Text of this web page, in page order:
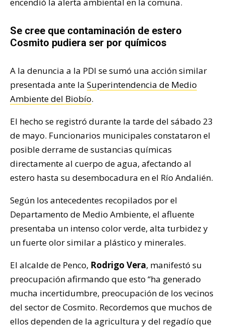
encendió la alerta ambiental en la comuna.
Se cree que contaminación de estero
Cosmito pudiera ser por químicos
A la denuncia a la PDI se sumó una acción similar
presentada ante la Superintendencia de Medio
Ambiente del Biobío.
El hecho se registró durante la tarde del sábado 23
de mayo. Funcionarios municipales constataron el
posible derrame de sustancias químicas
directamente al cuerpo de agua, afectando al
estero hasta su desembocadura en el Río Andalién.
Según los antecedentes recopilados por el
Departamento de Medio Ambiente, el afluente
presentaba un intenso color verde, alta turbidez y
un fuerte olor similar a plástico y minerales.
El alcalde de Penco, Rodrigo Vera, manifestó su
preocupación afirmando que esto “ha generado
mucha incertidumbre, preocupación de los vecinos
del sector de Cosmito. Recordemos que muchos de
ellos dependen de la agricultura y del regadío que